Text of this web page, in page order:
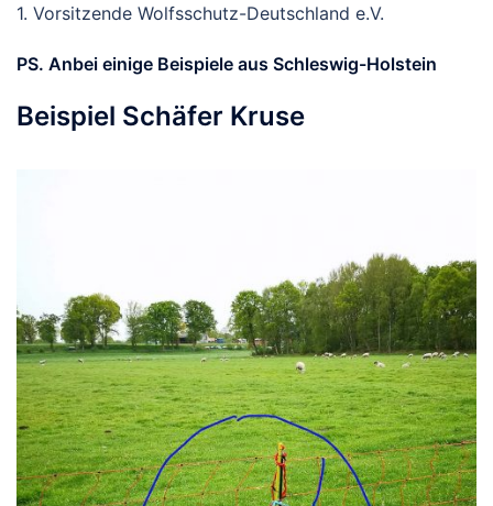
1. Vorsitzende Wolfsschutz-Deutschland e.V.
PS. Anbei einige Beispiele aus Schleswig-Holstein
Beispiel Schäfer Kruse